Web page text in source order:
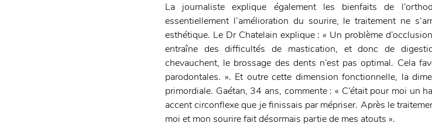
La journaliste explique également les bienfaits de
essentiellement l’amélioration du sourire, le traitement ne
esthétique. Le Dr Chatelain explique : « Un problème
entraîne des difficultés de mastication, et donc de
chevauchent, le brossage des dents n’est pas optimal. Cela
parodontales. ». Et outre cette dimension fonctionnelle, la
primordiale. Gaétan, 34 ans, commente : « C’était pour moi un
accent circonflexe que je finissais par mépriser. Après le
moi et mon sourire fait désormais partie de mes atouts ».